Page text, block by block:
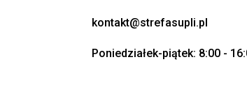
kontakt@strefasupli.pl
Poniedziałek-piątek: 8:00 -